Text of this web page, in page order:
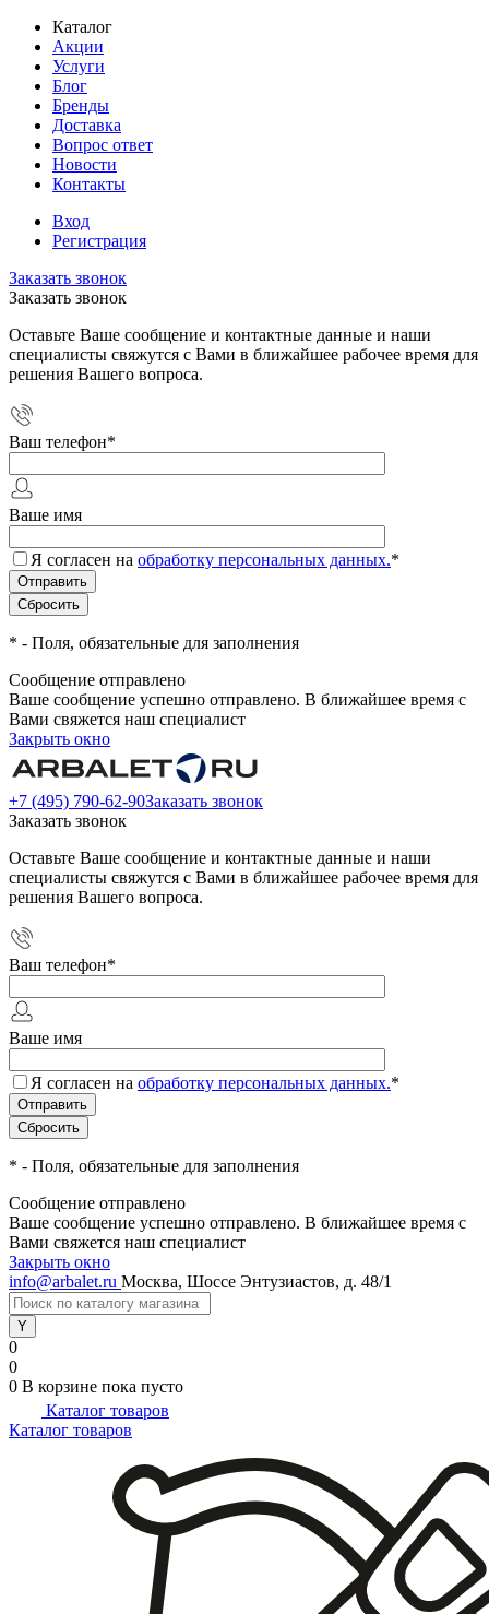
Каталог
Акции
Услуги
Блог
Бренды
Доставка
Вопрос ответ
Новости
Контакты
Вход
Регистрация
Заказать звонок
Заказать звонок
Оставьте Ваше сообщение и контактные данные и наши
специалисты свяжутся с Вами в ближайшее рабочее время для
решения Вашего вопроса.
Ваш телефон*
Ваше имя
Я согласен на обработку персональных данных.*
* - Поля, обязательные для заполнения
Сообщение отправлено
Ваше сообщение успешно отправлено. В ближайшее время с
Вами свяжется наш специалист
Закрыть окно
+7 (495) 790-62-90Заказать звонок
Заказать звонок
Оставьте Ваше сообщение и контактные данные и наши
специалисты свяжутся с Вами в ближайшее рабочее время для
решения Вашего вопроса.
Ваш телефон*
Ваше имя
Я согласен на обработку персональных данных.*
* - Поля, обязательные для заполнения
Сообщение отправлено
Ваше сообщение успешно отправлено. В ближайшее время с
Вами свяжется наш специалист
Закрыть окно
info@arbalet.ru Москва, Шоссе Энтузиастов, д. 48/1
0
0
0 В корзине пока пусто
Каталог товаров
Каталог товаров